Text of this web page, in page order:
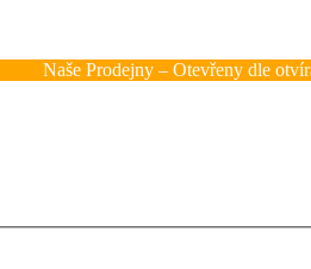
Naše Prodejny – Otevřeny dle